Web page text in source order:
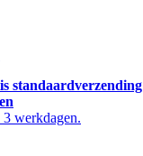
standaardverzending
werkdagen.